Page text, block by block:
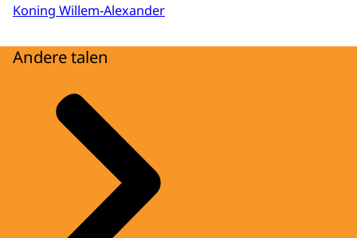
Koning Willem-Alexander
Andere talen